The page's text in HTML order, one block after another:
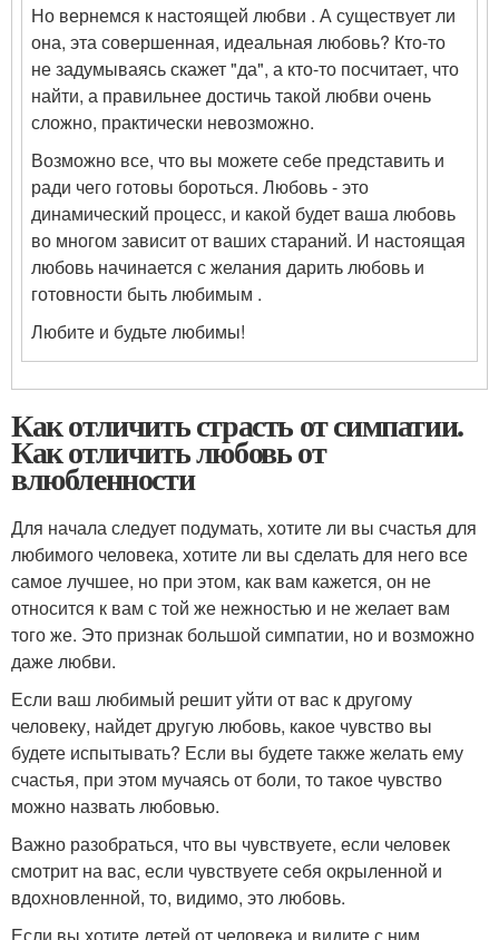
Но вернемся к настоящей любви . А существует ли
она, эта совершенная, идеальная любовь? Кто-то
не задумываясь скажет "да", а кто-то посчитает, что
найти, а правильнее достичь такой любви очень
сложно, практически невозможно.
Возможно все, что вы можете себе представить и
ради чего готовы бороться. Любовь - это
динамический процесс, и какой будет ваша любовь
во многом зависит от ваших стараний. И настоящая
любовь начинается с желания дарить любовь и
готовности быть любимым .
Любите и будьте любимы!
Как отличить страсть от симпатии.
Как отличить любовь от
влюбленности
Для начала следует подумать, хотите ли вы счастья для
любимого человека, хотите ли вы сделать для него все
самое лучшее, но при этом, как вам кажется, он не
относится к вам с той же нежностью и не желает вам
того же. Это признак большой симпатии, но и возможно
даже любви.
Если ваш любимый решит уйти от вас к другому
человеку, найдет другую любовь, какое чувство вы
будете испытывать? Если вы будете также желать ему
счастья, при этом мучаясь от боли, то такое чувство
можно назвать любовью.
Важно разобраться, что вы чувствуете, если человек
смотрит на вас, если чувствуете себя окрыленной и
вдохновленной, то, видимо, это любовь.